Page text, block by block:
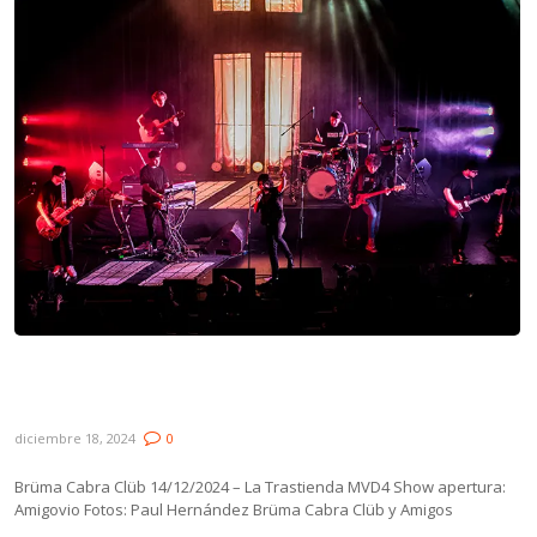
diciembre 18, 2024 0
Brüma Cabra Clüb 14/12/2024 – La Trastienda MVD4 Show apertura:
Amigovio Fotos: Paul Hernández Brüma Cabra Clüb y Amigos